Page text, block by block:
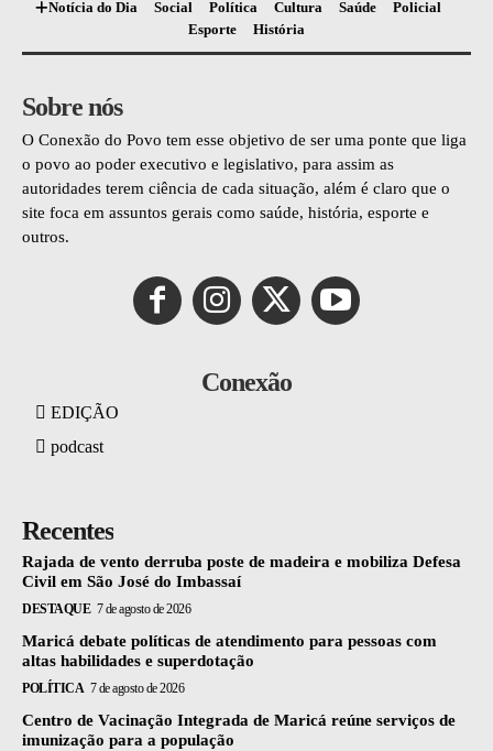
Notícia do Dia Social Política Cultura Saúde
Policial
Esporte
História
Sobre nós
O Conexão do Povo tem esse objetivo de ser uma ponte que liga
o povo ao poder executivo e legislativo, para assim as
autoridades terem ciência de cada situação, além é claro que o
site foca em assuntos gerais como saúde, história, esporte e
outros.
Conexão
EDIÇÃO
podcast
Recentes
Rajada de vento derruba poste de madeira e mobiliza Defesa
Civil em São José do Imbassaí
DESTAQUE 7 de agosto de 2026
Maricá debate políticas de atendimento para pessoas com
altas habilidades e superdotação
POLÍTICA 7 de agosto de 2026
Centro de Vacinação Integrada de Maricá reúne serviços de
imunização para a população